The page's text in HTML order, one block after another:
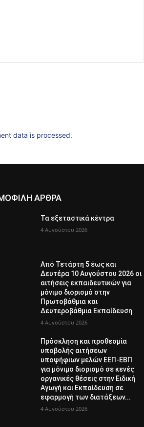
data is processed.
ΑΡΘΡΑ
Τα εξεταστικά κέντρα
4 Αυγούστου 2026
Από Τετάρτη 5 έως και
Δευτέρα 10 Αυγούστου 2026 οι
αιτήσεις εκπαιδευτικών για
μόνιμο διορισμό στην
Πρωτοβάθμια και
Δευτεροβάθμια Εκπαίδευση
4 Αυγούστου 2026
Πρόσκληση και προθεσμία
υποβολής αιτήσεων
υποψήφιων μελών ΕΕΠ-ΕΒΠ
για μόνιμο διορισμό σε κενές
οργανικές θέσεις στην Ειδική
Αγωγή και Εκπαίδευση σε
εφαρμογή των διατάξεων...
4 Αυγούστου 2026